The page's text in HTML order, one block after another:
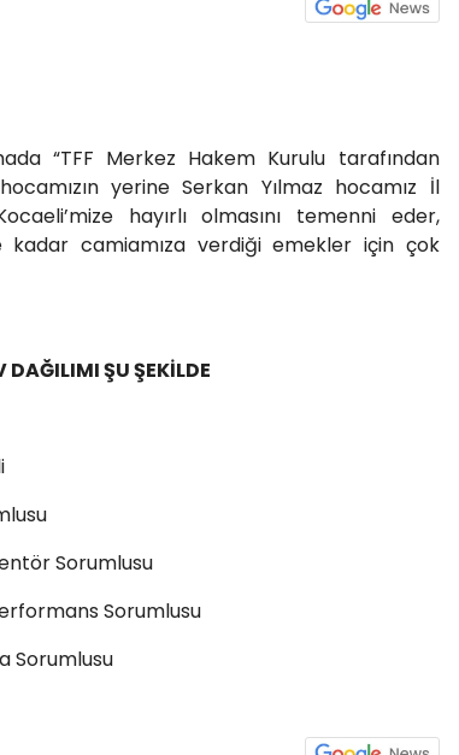
“TFF Merkez Hakem Kurulu tarafından
yerine Serkan Yılmaz hocamız İl
hayırlı olmasını temenni eder,
camiamıza verdiği emekler için çok
DAĞILIMI ŞU ŞEKİLDE
Sorumlusu
Sorumlusu
Sorumlusu